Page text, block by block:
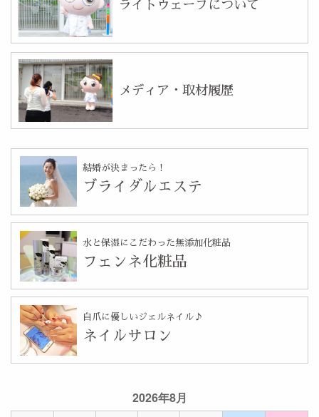
2026年8月
ライトウェーブについて
メディア・取材履歴
結婚が決まったら！
ブライダルエステ
水と保湿にこだわった無添加化粧品
フェンネ化粧品
自爪に優しいジェルネイル♪
ネイルサロン